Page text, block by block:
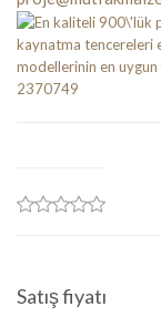
Satış fiyatı